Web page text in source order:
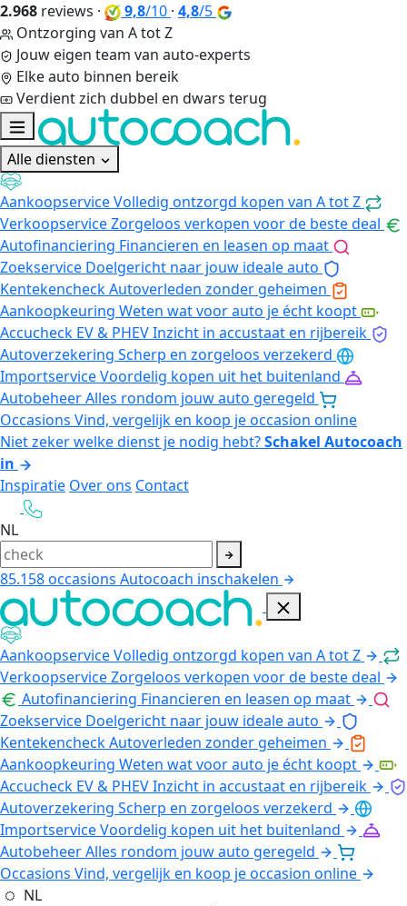
2.968 reviews · 9,8/10 · 4,8/5
Ontzorging van A tot Z
Jouw eigen team van auto-experts
Elke auto binnen bereik
Verdient zich dubbel en dwars terug
Alle diensten
AankoopserviceVolledig ontzorgd kopen van A tot Z
VerkoopserviceZorgeloos verkopen voor de beste deal
Autofinanciering Financieren en leasen op maat
Zoekservice Doelgericht naar jouw ideale auto
KentekencheckAutoverleden zonder geheimen
Aankoopkeuring Weten wat voor auto je écht koopt
Accucheck EV & PHEVInzicht in accustaat en rijbereik
Autoverzekering Scherp en zorgeloos verzekerd
ImportserviceVoordelig kopen uit het buitenland
AutobeheerAlles rondom jouw auto geregeld
Occasions Vind, vergelijk en koop je occasion online
Niet zeker welke dienst je nodig hebt?Schakel Autocoach
in
Inspiratie Over ons Contact
NL
85.158occasions Autocoach inschakelen
AankoopserviceVolledig ontzorgd kopen van A tot Z
VerkoopserviceZorgeloos verkopen voor de beste deal
Autofinanciering Financieren en leasen op maat
Zoekservice Doelgericht naar jouw ideale auto
KentekencheckAutoverleden zonder geheimen
Aankoopkeuring Weten wat voor auto je écht koopt
Accucheck EV & PHEVInzicht in accustaat en rijbereik
Autoverzekering Scherp en zorgeloos verzekerd
ImportserviceVoordelig kopen uit het buitenland
AutobeheerAlles rondom jouw auto geregeld
Occasions Vind, vergelijk en koop je occasion online
NL